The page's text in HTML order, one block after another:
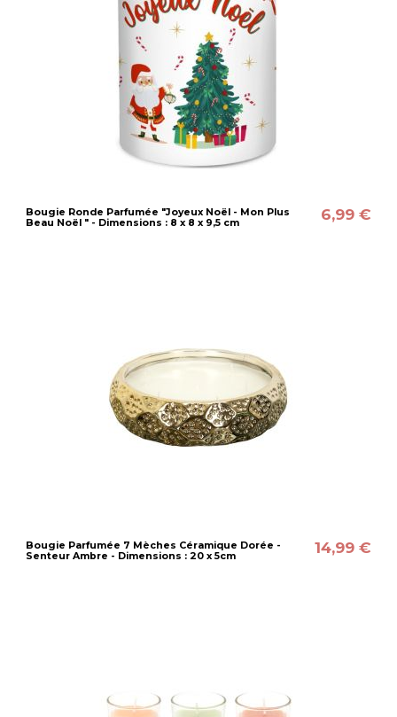
Bougie Ronde Parfumée "Joyeux Noël - Mon Plus
Beau Noël " - Dimensions : 8 x 8 x 9,5 cm
6,99 €
Bougie Parfumée 7 Mèches Céramique Dorée -
Senteur Ambre - Dimensions : 20 x 5cm
14,99 €